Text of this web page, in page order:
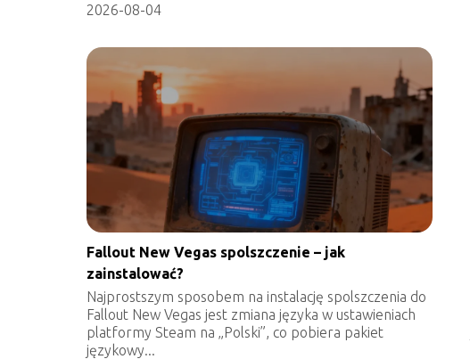
2026-08-04
Fallout New Vegas spolszczenie – jak
zainstalować?
Najprostszym sposobem na instalację spolszczenia do
Fallout New Vegas jest zmiana języka w ustawieniach
platformy Steam na „Polski”, co pobiera pakiet
językowy...